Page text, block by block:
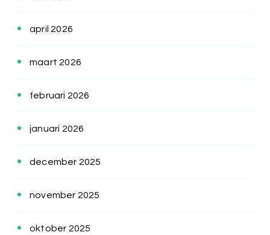
april 2026
maart 2026
februari 2026
januari 2026
december 2025
november 2025
oktober 2025